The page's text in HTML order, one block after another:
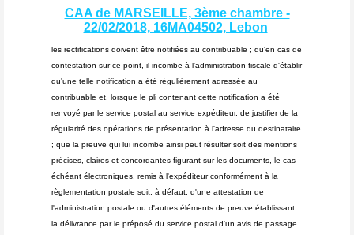
CAA de MARSEILLE, 3ème chambre -
22/02/2018, 16MA04502, Lebon
les rectifications doivent être notifiées au contribuable ; qu'en cas de
contestation sur ce point, il incombe à l'administration fiscale d'établir
qu'une telle notification a été régulièrement adressée au
contribuable et, lorsque le pli contenant cette notification a été
renvoyé par le service postal au service expéditeur, de justifier de la
régularité des opérations de présentation à l'adresse du destinataire
; que la preuve qui lui incombe ainsi peut résulter soit des mentions
précises, claires et concordantes figurant sur les documents, le cas
échéant électroniques, remis à l'expéditeur conformément à la
règlementation postale soit, à défaut, d'une attestation de
l'administration postale ou d'autres éléments de preuve établissant
la délivrance par le préposé du service postal d'un avis de passage